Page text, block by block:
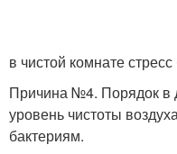
в чистой комнате
Причина №4. Порядок в
уровень чистоты
бактериям.